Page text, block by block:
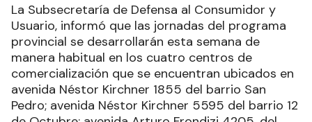
La Subsecretaría de Defensa al Consumidor y
Usuario, informó que las jornadas del programa
provincial se desarrollarán esta semana de
manera habitual en los cuatro centros de
comercialización que se encuentran ubicados en
avenida Néstor Kirchner 1855 del barrio San
Pedro; avenida Néstor Kirchner 5595 del barrio 12